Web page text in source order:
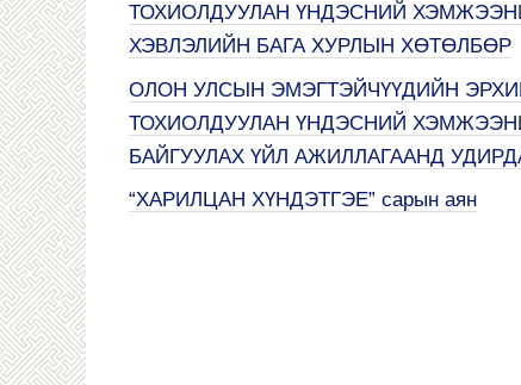
ТОХИОЛДУУЛАН ҮНДЭСНИЙ
ХЭВЛЭЛИЙН БАГА ХУРЛЫН ХӨТӨЛБӨР
ОЛОН УЛСЫН ЭМЭГТЭЙЧҮҮДИЙН
ТОХИОЛДУУЛАН ҮНДЭСНИЙ
БАЙГУУЛАХ ҮЙЛ АЖИЛЛАГААНД
“ХАРИЛЦАН ХҮНДЭТГЭЕ” сарын аян